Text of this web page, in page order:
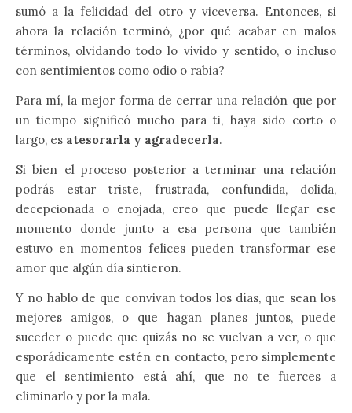
sumó a la felicidad del otro y viceversa. Entonces, si
ahora la relación terminó, ¿por qué acabar en malos
términos, olvidando todo lo vivido y sentido, o incluso
con sentimientos como odio o rabia?
Para mí, la mejor forma de cerrar una relación que por
un tiempo significó mucho para ti, haya sido corto o
largo, es atesorarla y agradecerla.
Si bien el proceso posterior a terminar una relación
podrás estar triste, frustrada, confundida, dolida,
decepcionada o enojada, creo que puede llegar ese
momento donde junto a esa persona que también
estuvo en momentos felices pueden transformar ese
amor que algún día sintieron.
Y no hablo de que convivan todos los días, que sean los
mejores amigos, o que hagan planes juntos, puede
suceder o puede que quizás no se vuelvan a ver, o que
esporádicamente estén en contacto, pero simplemente
que el sentimiento está ahí, que no te fuerces a
eliminarlo y por la mala.